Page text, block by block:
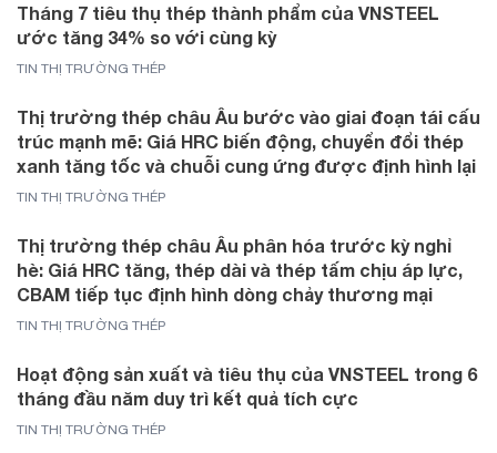
Tháng 7 tiêu thụ thép thành phẩm của VNSTEEL
ước tăng 34% so với cùng kỳ
TIN THỊ TRƯỜNG THÉP
Thị trường thép châu Âu bước vào giai đoạn tái cấu
trúc mạnh mẽ: Giá HRC biến động, chuyển đổi thép
xanh tăng tốc và chuỗi cung ứng được định hình lại
TIN THỊ TRƯỜNG THÉP
Thị trường thép châu Âu phân hóa trước kỳ nghỉ
hè: Giá HRC tăng, thép dài và thép tấm chịu áp lực,
CBAM tiếp tục định hình dòng chảy thương mại
TIN THỊ TRƯỜNG THÉP
Hoạt động sản xuất và tiêu thụ của VNSTEEL trong 6
tháng đầu năm duy trì kết quả tích cực
TIN THỊ TRƯỜNG THÉP